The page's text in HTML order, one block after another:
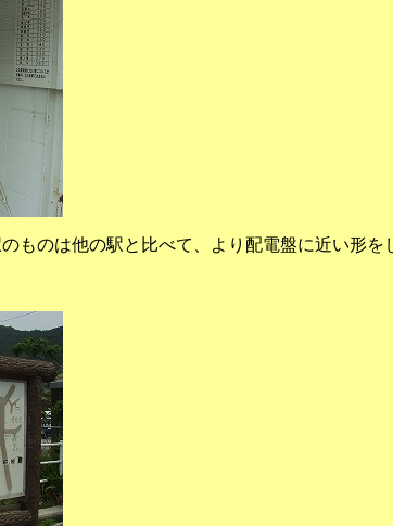
のは他の駅と比べて、より配電盤に近い形を